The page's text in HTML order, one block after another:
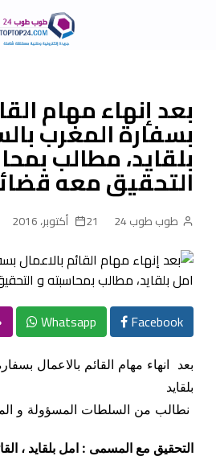
بعد إنهاء مهام
بسفارة المغرب
بلقايد، مطالب
التحقيق معه
طوب طوب 24 21 أكتوبر، 2016
Facebook
Whatsapp
بعد انهاء مهام القائم بالاعمال
بلقايد
نطالب من السلطات المسؤولة و
التحقيق مع المسمى : امل بلقايد ،